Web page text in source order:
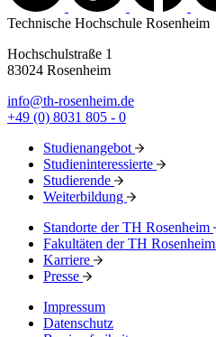
Technische Hochschule Rosenheim
Hochschulstraße 1
83024 Rosenheim
info@th-rosenheim.de
+49 (0) 8031 805 - 0
Studienangebot
Studieninteressierte
Studierende
Weiterbildung
Standorte der TH Rosenheim
Fakultäten der TH Rosenheim
Karriere
Presse
Impressum
Datenschutz